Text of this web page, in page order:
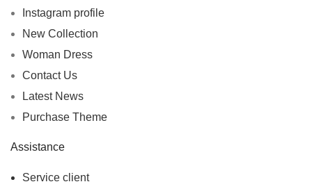
Instagram profile
New Collection
Woman Dress
Contact Us
Latest News
Purchase Theme
Assistance
Service client